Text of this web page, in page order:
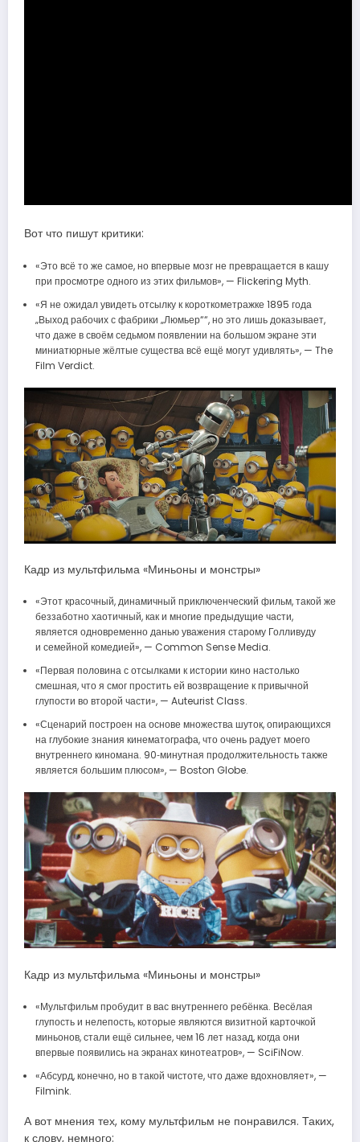
Вот что пишут критики:
«Это всё то же самое, но впервые мозг не превращается в кашу
при просмотре одного из этих фильмов», — Flickering Myth.
«Я не ожидал увидеть отсылку к короткометражке 1895 года
„Выход рабочих с фабрики „Люмьер““, но это лишь доказывает,
что даже в своём седьмом появлении на большом экране эти
миниатюрные жёлтые существа всё ещё могут удивлять», — The
Film Verdict.
Кадр из мультфильма «Миньоны и монстры»
«Этот красочный, динамичный приключенческий фильм, такой же
беззаботно хаотичный, как и многие предыдущие части,
является одновременно данью уважения старому Голливуду
и семейной комедией», — Common Sense Media.
«Первая половина с отсылками к истории кино настолько
смешная, что я смог простить ей возвращение к привычной
глупости во второй части», — Auteurist Class.
«Сценарий построен на основе множества шуток, опирающихся
на глубокие знания кинематографа, что очень радует моего
внутреннего киномана. 90‑минутная продолжительность также
является большим плюсом», — Boston Globe.
Кадр из мультфильма «Миньоны и монстры»
«Мультфильм пробудит в вас внутреннего ребёнка. Весёлая
глупость и нелепость, которые являются визитной карточкой
миньонов, стали ещё сильнее, чем 16 лет назад, когда они
впервые появились на экранах кинотеатров», — SciFiNow.
«Абсурд, конечно, но в такой чистоте, что даже вдохновляет», —
Filmink.
А вот мнения тех, кому мультфильм не понравился. Таких,
к слову, немного: